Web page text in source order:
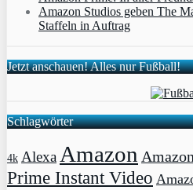
Amazon Studios geben The
Staffeln in Auftrag
Jetzt anschauen! Alles nur Fußball!
Schlagwörter
4k Alexa Amazon
Prime Instant Video